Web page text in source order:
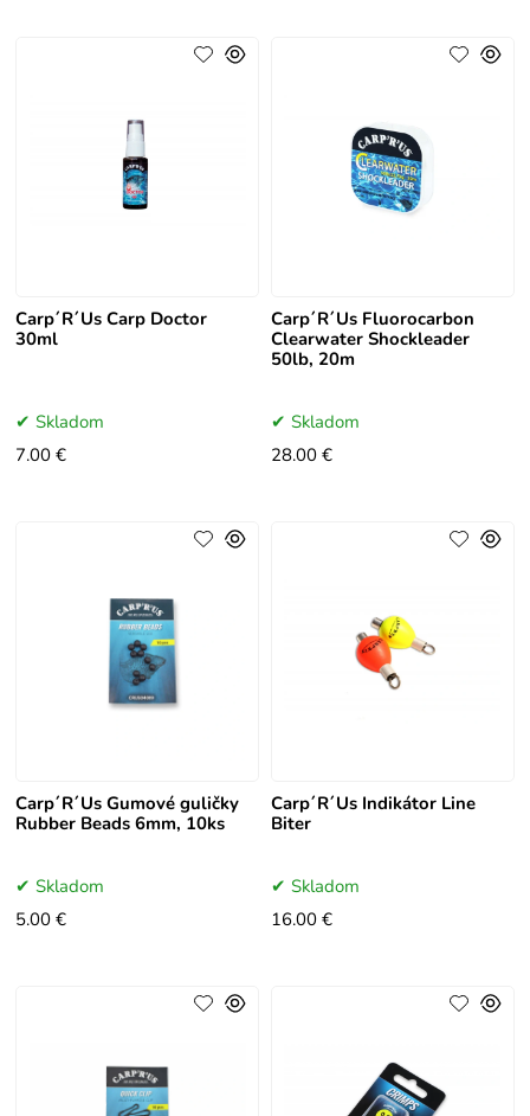
Carp´R´Us Carp Doctor
30ml
Skladom
7.00 €
Carp´R´Us Fluorocarbon
Clearwater Shockleader
50lb, 20m
Skladom
28.00 €
Carp´R´Us Gumové guličky
Rubber Beads 6mm, 10ks
Skladom
5.00 €
Carp´R´Us Indikátor Line
Biter
Skladom
16.00 €